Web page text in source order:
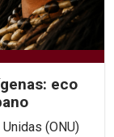
eco
(ONU)